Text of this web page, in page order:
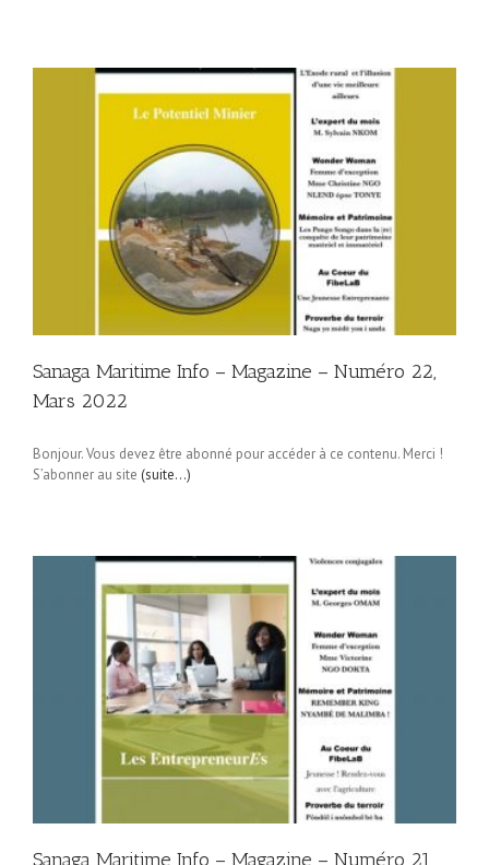
Sanaga Maritime Info – Magazine – Numéro 22,
Mars 2022
Bonjour. Vous devez être abonné pour accéder à ce contenu. Merci !
S’abonner au site (suite…)
Sanaga Maritime Info – Magazine – Numéro 21,